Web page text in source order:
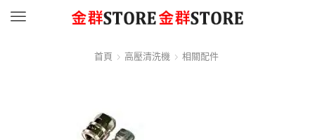
Menu
首頁 高壓清洗機 相關配件